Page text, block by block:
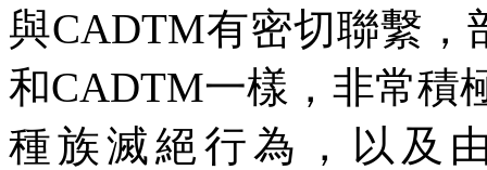
與CADTM有密切聯繫，
和CADTM一樣，非常積
種族滅絕行為，以及